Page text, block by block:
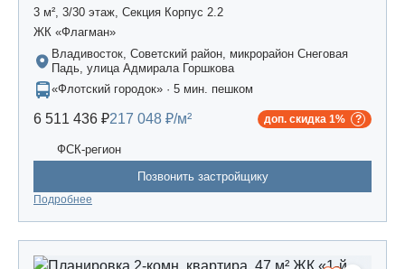
3 м², 3/30 этаж, Секция Корпус 2.2
ЖК «Флагман»
Владивосток, Советский район, микрорайон Снеговая
Падь, улица Адмирала Горшкова
«Флотский городок» · 5 мин. пешком
6 511 436 ₽217 048 ₽/м² доп. скидка 1%
ФСК-регион
Позвонить застройщику
Подробнее